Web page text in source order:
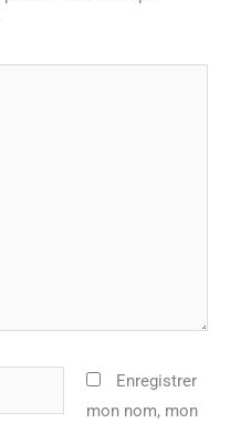
Enregistrer
mon nom, mon